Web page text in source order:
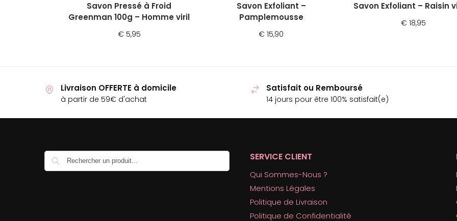
Savon Pressé à Froid
Greenman 100g – Homme viril
€ 5,95
Savon Exfoliant –
Pamplemousse
€ 15,90
Savon Exfoliant – Raisin
€ 18,95
Livraison OFFERTE à domicile
à partir de 59€ d'achat
Satisfait ou Remboursé
14 jours pour être 100% satisfait(e)
SERVICE CLIENT
Qui Sommes-Nous ?
Mentions Légales
Politique de Livraison
Politique de Confidentialité